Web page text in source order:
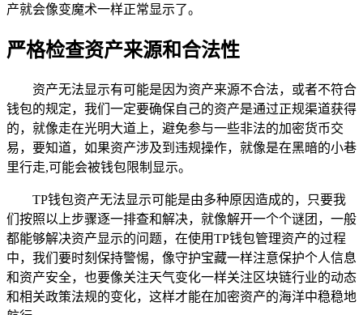
产就会像变魔术一样正常显示了。
严格检查资产来源和合法性
资产无法显示有可能是因为资产来源不合法，或者不符合
钱包的规定，我们一定要确保自己的资产是通过正规渠道获得
的，就像走在光明大道上，避免参与一些非法的加密货币交
易，要知道，如果资产涉及到违规操作，就像是在黑暗的小巷
里行走,可能会被钱包限制显示。
TP钱包资产无法显示可能是由多种原因造成的，只要我
们按照以上步骤逐一排查和解决，就像解开一个个谜团，一般
都能够解决资产显示的问题，在使用TP钱包管理资产的过程
中，我们要时刻保持警惕，像守护宝藏一样注意保护个人信息
和资产安全，也要像关注天气变化一样关注区块链行业的动态
和相关政策法规的变化，这样才能在加密资产的海洋中稳稳地